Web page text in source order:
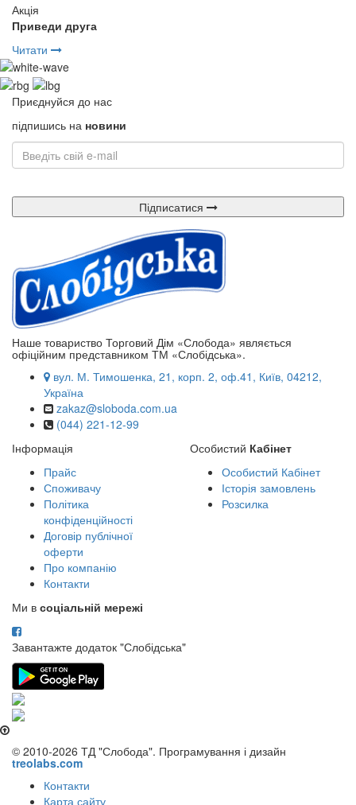
Акція
Приведи друга
Читати
Приєднуйся до нас
підпишись на новини
Підписатися
Наше товариство Торговий Дім «Слобода» являється
офіційним представником ТМ «Слобідська».
вул. М. Тимошенка, 21, корп. 2, оф.41, Київ, 04212,
Україна
zakaz@sloboda.com.ua
(044) 221-12-99
Інформація
Прайс
Споживачу
Політика
конфіденційності
Договір публічної
оферти
Про компанію
Контакти
Особистий Кабінет
Особистий Кабінет
Історія замовлень
Розсилка
Ми в соціальній мережі
Завантажте додаток "Слобідська"
© 2010-2026 ТД "Слобода". Програмування і дизайн
treolabs.com
Контакти
Карта сайту